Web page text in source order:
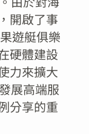
開啟了事
遊艇俱樂
硬體建設
力來擴大
展高端服
分享的重